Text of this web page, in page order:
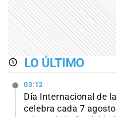
LO ÚLTIMO
03:12
Día Internacional de
celebra cada 7